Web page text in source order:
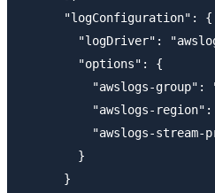
      "logConfiguration": {
"logDriver":
        "options": {
"awslogs-group":
"awslogs-
"awslogs-stream-
        }
      }